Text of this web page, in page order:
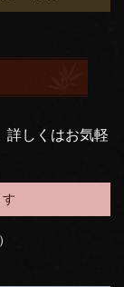
詳しくはお気軽